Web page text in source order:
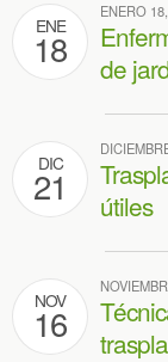
ENE
18
ENERO
de
DIC
21
útiles
NOV
16